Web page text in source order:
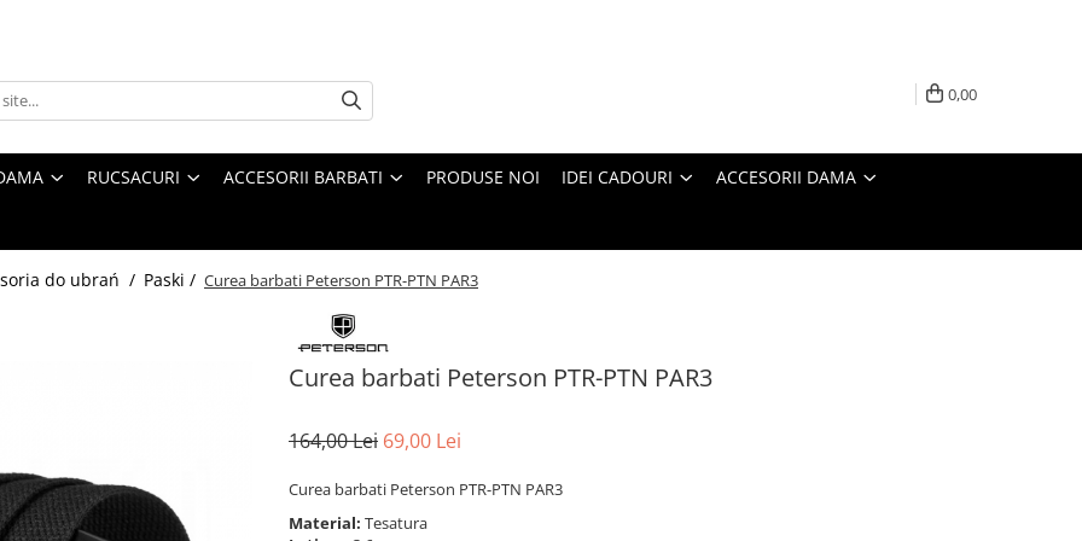
0,00
RUCSACURI ACCESORII BARBATI PRODUSE NOI IDEI CADOURI ACCESORII DAMA
do ubrań / Paski / Curea barbati Peterson PTR-PTN PAR3
Curea barbati Peterson PTR-PTN PAR3
164,00 Lei 69,00 Lei
Curea barbati Peterson PTR-PTN PAR3
Material: Tesatura